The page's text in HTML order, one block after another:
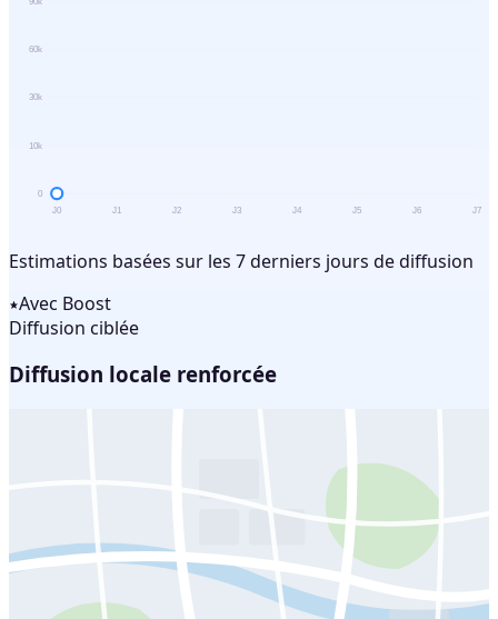
60k
30k
10k
0
J0
J1 J2 J3 J4 J5 J6 J7
Estimations basées sur les 7 derniers jours de diffusion
Avec Boost
Diffusion ciblée
Diffusion locale renforcée